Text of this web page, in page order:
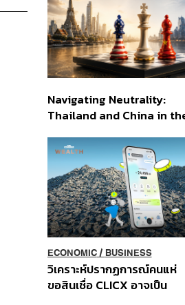
อินโดนีเซีย
Navigating Neutrality:
Thailand and China in
Order
ECONOMIC/ BUSINESS
วิเคราะห์ปรากฏการณ์คนแห่
ขอสินเชื่อ CLICX อาจเป็น